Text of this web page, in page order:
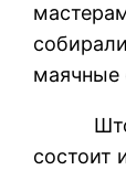
маячные
состоит